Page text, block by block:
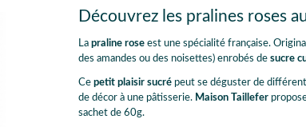
Découvrez les pralines roses
La praline rose est une spécialité française.
des amandes ou des noisettes) enrobés de sucre
Ce petit plaisir sucrépeut se déguster de
de décor à une pâtisserie. Maison Taillefer
sachet de 60g.